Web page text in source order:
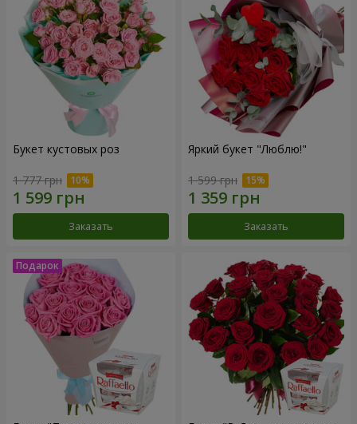
Букет кустовых роз
1 777 грн
Заказать
Яркий букет "Люблю!"
1 599 грн
Заказать